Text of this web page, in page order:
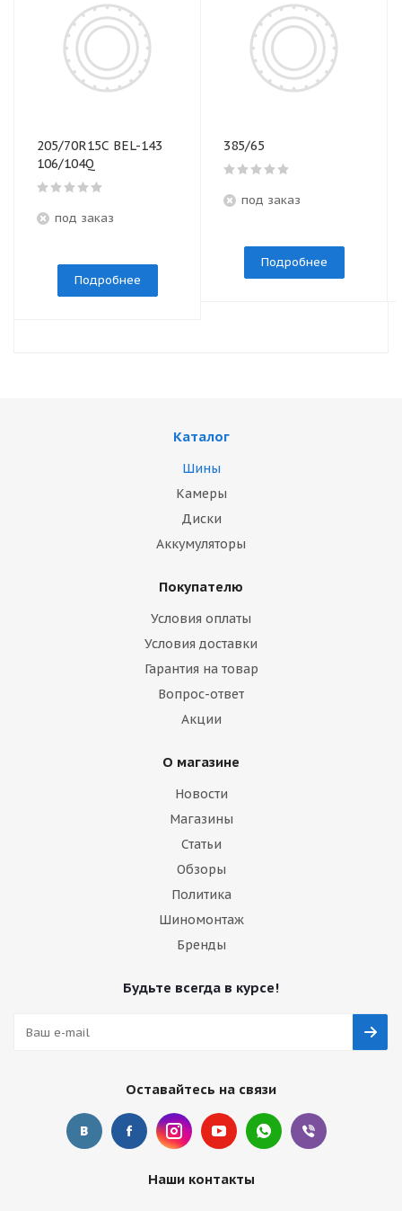
205/70R15C BEL-143
106/104Q
под заказ
Подробнее
385/65
под заказ
Подробнее
Каталог
Шины
Камеры
Диски
Аккумуляторы
Покупателю
Условия оплаты
Условия доставки
Гарантия на товар
Вопрос-ответ
Акции
О магазине
Новости
Магазины
Статьи
Обзоры
Политика
Шиномонтаж
Бренды
Будьте всегда в курсе!
Оставайтесь на связи
Наши контакты